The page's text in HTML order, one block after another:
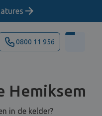
0800 11 956
Hemiksem
in de kelder?